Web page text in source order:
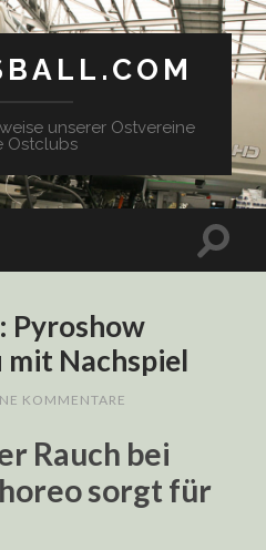
unserer Ostvereine
Ostclubs
Pyroshow
mit Nachspiel
KOMMENTARE
Rauch bei
sorgt für